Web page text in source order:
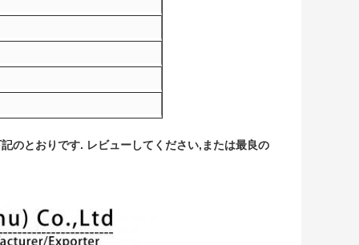
のとおりです. レビューしてください,または最良の